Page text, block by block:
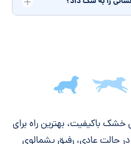
خشک باکیفیت، بهترین راه برای
حالت عادی، رفیق پشمالوی